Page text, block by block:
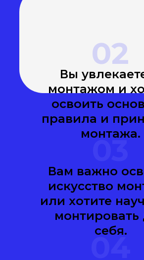
02
Вы
монтажом и
освоить
правила и
монтажа.
Вам важно
искусство
или хотите
монтировать
себя.